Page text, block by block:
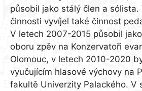
působil jako stálý člen a sólista.
činnosti vyvíjel také činnost
V letech 2007-2015 působil
oboru zpěv na Konzervatoři
Olomouc, v letech 2010-2020
vyučujícím hlasové výchovy na
fakultě Univerzity Palackého. V